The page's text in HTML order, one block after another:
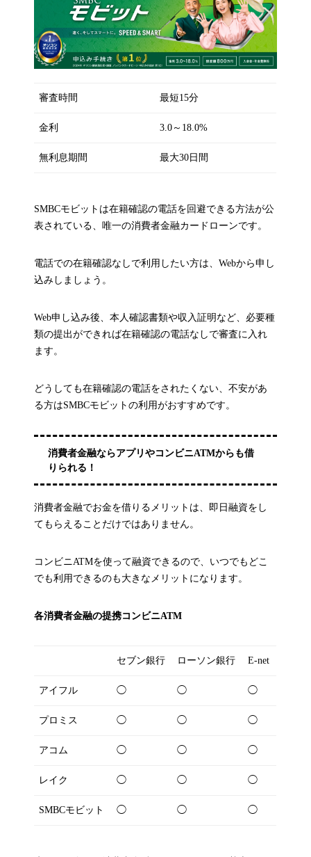
審査時間 最短15分
金利 3.0～18.0%
無利息期間 最大30日間
SMBCモビットは在籍確認の電話を回避できる方法が公
表されている、唯一の消費者金融カードローンです。
電話での在籍確認なしで利用したい方は、Webから申し
込みしましょう。
Web申し込み後、本人確認書類や収入証明など、必要種
類の提出ができれば在籍確認の電話なしで審査に入れ
ます。
どうしても在籍確認の電話をされたくない、不安があ
る方はSMBCモビットの利用がおすすめです。
消費者金融ならアプリやコンビニATMからも借
りられる！
消費者金融でお金を借りるメリットは、即日融資をし
てもらえることだけではありません。
コンビニATMを使って融資できるので、いつでもどこ
でも利用できるのも大きなメリットになります。
各消費者金融の提携コンビニATM
セブン銀行 ローソン銀行 E-net
アイフル ◯ ◯ ◯
プロミス ◯ ◯ ◯
アコム ◯ ◯ ◯
レイク ◯ ◯ ◯
SMBCモビット ◯ ◯ ◯